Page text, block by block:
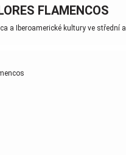
FLAMENCOS
a Iberoamerické kultury ve střední a